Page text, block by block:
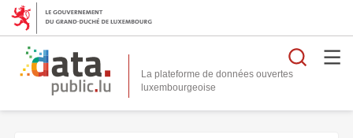
La plateforme de données ouvertes